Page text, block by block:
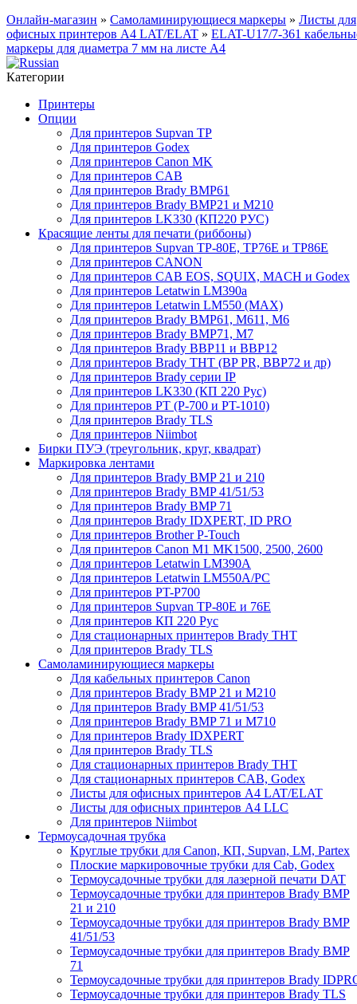
Онлайн-магазин » Самоламинирующиеся маркеры » Листы для
офисных принтеров А4 LAT/ELAT » ELAT-U17/7-361
маркеры для диаметра 7 мм на листе А4
Категории
Принтеры
Опции
Для принтеров Supvan TP
Для принтеров Godex
Для принтеров Canon MK
Для принтеров CAB
Для принтеров Brady BMP61
Для принтеров Brady BMP21 и M210
Для принтеров LK330 (КП220 РУС)
Красящие ленты для печати (риббоны)
Для принтеров Supvan TP-80E, TP76E и TP86E
Для принтеров CANON
Для принтеров CAB EOS, SQUIX, MACH и Godex
Для принтеров Letatwin LM390a
Для принтеров Letatwin LM550 (MAX)
Для принтеров Brady BMP61, M611, M6
Для принтеров Brady BMP71, M7
Для принтеров Brady BBP11 и BBP12
Для принтеров Brady THT (BP PR, BBP72 и др)
Для принтеров Brady серии IP
Для принтеров LK330 (КП 220 Рус)
Для принтеров PT (P-700 и PT-1010)
Для принтеров Brady TLS
Для принтеров Niimbot
Бирки ПУЭ (треугольник, круг, квадрат)
Маркировка лентами
Для принтеров Brady BMP 21 и 210
Для принтеров Brady BMP 41/51/53
Для принтеров Brady BMP 71
Для принтеров Brady IDXPERT, ID PRO
Для принтеров Brother P-Touch
Для принтеров Canon M1 MK1500, 2500, 2600
Для принтеров Letatwin LM390A
Для принтеров Letatwin LM550A/PC
Для принтеров PT-P700
Для принтеров Supvan TP-80E и 76E
Для принтеров КП 220 Рус
Для стационарных принтеров Brady THT
Для принтеров Brady TLS
Самоламинирующиеся маркеры
Для кабельных принтеров Canon
Для принтеров Brady BMP 21 и M210
Для принтеров Brady BMP 41/51/53
Для принтеров Brady BMP 71 и M710
Для принтеров Brady IDXPERT
Для принтеров Brady TLS
Для стационарных принтеров Brady THT
Для стационарных принтеров CAB, Godex
Листы для офисных принтеров А4 LAT/ELAT
Листы для офисных принтеров А4 LLC
Для принтеров Niimbot
Термоусадочная трубка
Круглые трубки для Canon, КП, Supvan, LM, Partex
Плоские маркировочные трубки для Cab, Godex
Термоусадочные трубки для лазерной печати DAT
Термоусадочные трубки для принтеров Brady BMP
21 и 210
Термоусадочные трубки для принтеров Brady BMP
41/51/53
Термоусадочные трубки для принтеров Brady BMP
71
Термоусадочные трубки для принтеров Brady
Термоусадочные трубки для принтеров Brady TLS